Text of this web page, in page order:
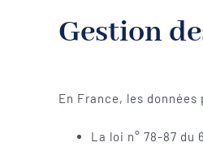
Gestion
En France, les
La loi n° 78-87 du